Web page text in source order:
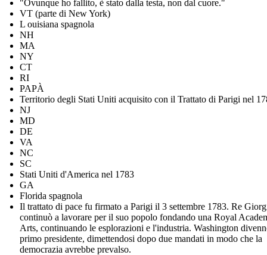
"Ovunque ho fallito, è stato dalla testa, non dal cuore."
VT (parte di New York)
L ouisiana spagnola
NH
MA
NY
CT
RI
PAPÀ
Territorio degli Stati Uniti acquisito con il Trattato di Parigi nel
NJ
MD
DE
VA
NC
SC
Stati Uniti d'America nel 1783
GA
Florida spagnola
Il trattato di pace fu firmato a Parigi il 3 settembre 1783. Re
continuò a lavorare per il suo popolo fondando una Royal
Arts, continuando le esplorazioni e l'industria. Washington
primo presidente, dimettendosi dopo due mandati in modo che la
democrazia avrebbe prevalso.